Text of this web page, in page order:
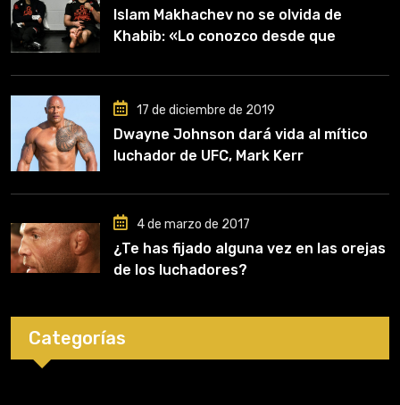
Islam Makhachev no se olvida de
Khabib: «Lo conozco desde que
clave en mi carrera»
17 de diciembre de 2019
Dwayne Johnson dará vida al mítico
luchador de UFC, Mark Kerr
4 de marzo de 2017
¿Te has fijado alguna vez en las orejas
de los luchadores?
Categorías